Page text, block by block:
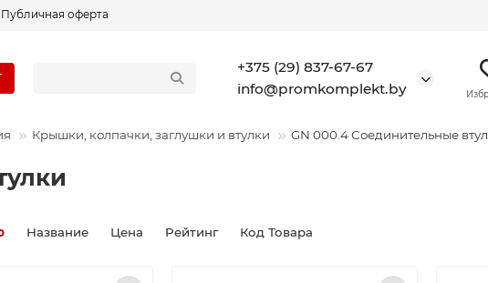
Публичная оферта
+375 (29) 837-67-67
info@promkomplekt.by
Крышки, колпачки, заглушки и втулки GN 000.4 Соединительные
Название Цена Рейтинг Код Товара